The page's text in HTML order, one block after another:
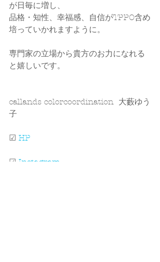
が日毎に増し、
品格・知性、幸福感、自信がTPPO含め
培っていかれますように。
専門家の立場から貴方のお力になれる
と嬉しいです。
callands colorcoordination  大藪ゆう
子
☑ HP
☑ Instagram